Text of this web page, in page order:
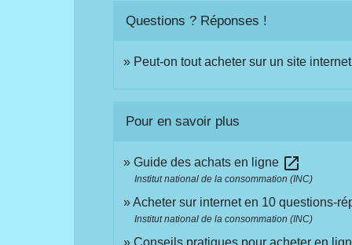
Questions ? Réponses !
Peut-on tout acheter sur un site
Pour en savoir plus
Guide des achats en ligne open_in_new
Institut national de la consommation (INC)
Acheter sur internet en 10 questions-
Institut national de la consommation (INC)
Conseils pratiques pour acheter en